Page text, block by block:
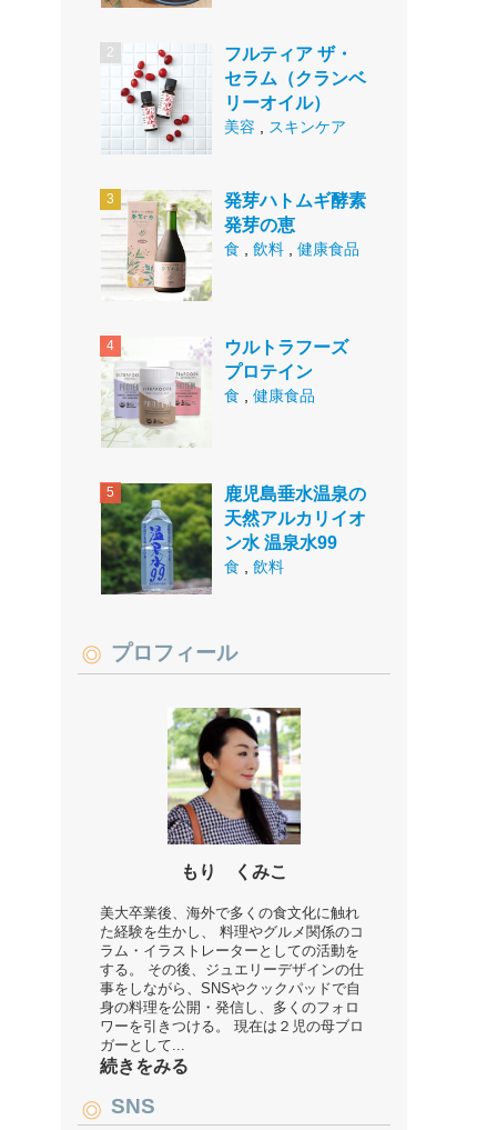
フルティア ザ・
セラム（クランベ
リーオイル）
美容 スキンケア
発芽ハトムギ酵素
発芽の恵
食 飲料 健康食品
ウルトラフーズ
プロテイン
食 健康食品
鹿児島垂水温泉の
天然アルカリイオ
ン水 温泉水99
食 飲料
プロフィール
もり くみこ
美大卒業後、海外で多くの食文化に触れ
た経験を生かし、 料理やグルメ関係のコ
ラム・イラストレーターとしての活動を
する。 その後、ジュエリーデザインの仕
事をしながら、SNSやクックパッドで自
身の料理を公開・発信し、多くのフォロ
ワーを引きつける。 現在は２児の母ブロ
ガーとして...
続きをみる
SNS